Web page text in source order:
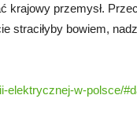
przemysł.
straciłyby bowiem,
elektrycznej-w-polsce/